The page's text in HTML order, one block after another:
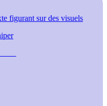
figurant sur des visuels